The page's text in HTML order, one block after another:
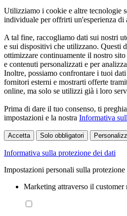
Utilizziamo i cookie e altre tecnologie
individuale per offrirti un'esperienza di
A tal fine, raccogliamo dati sui nostri
e sui dispositivi che utilizzano. Questi
ottimizzare continuamente il nostro
e contenuti personalizzati e per
Inoltre, possiamo confrontare i tuoi
fornitori esterni e mostrarti offerte
online, ma solo se utilizzi già i loro
Prima di dare il tuo consenso, ti
impostazioni e la nostra Informativa
Accetta Solo obbligatori
Informativa sulla protezione dei dati
Impostazioni personali sulla protezione
Marketing attraverso il customer